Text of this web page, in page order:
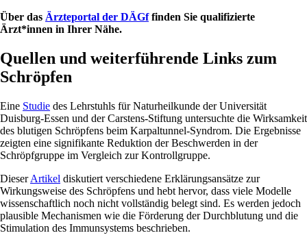
Über das Ärzteportal der DÄGffinden Sie qualifizierte
Ärzt*innen in Ihrer Nähe.
Quellen und weiterführende Links zum
Schröpfen
Eine Studie des Lehrstuhls für Naturheilkunde der Universität
Duisburg-Essen und der Carstens-Stiftung untersuchte die Wirksamkeit
des blutigen Schröpfens beim Karpaltunnel-Syndrom. Die Ergebnisse
zeigten eine signifikante Reduktion der Beschwerden in der
Schröpfgruppe im Vergleich zur Kontrollgruppe.
DieserArtikel diskutiert verschiedene Erklärungsansätze zur
Wirkungsweise des Schröpfens und hebt hervor, dass viele Modelle
wissenschaftlich noch nicht vollständig belegt sind. Es werden jedoch
plausible Mechanismen wie die Förderung der Durchblutung und die
Stimulation des Immunsystems beschrieben.